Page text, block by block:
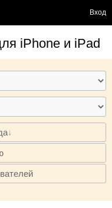
Вход
iPhone и iPad